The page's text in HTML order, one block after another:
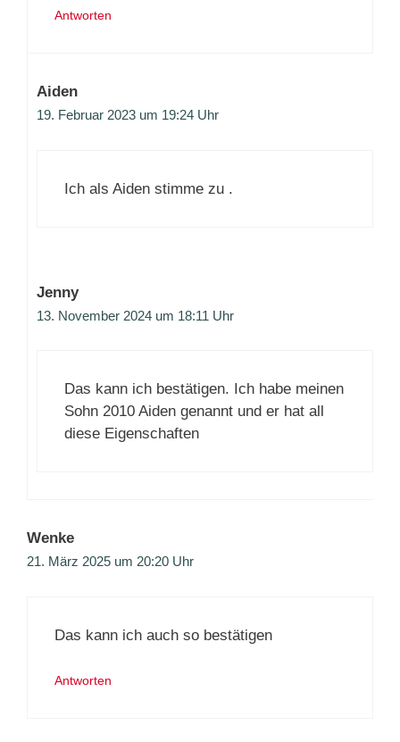
Antworten
Aiden
19. Februar 2023 um 19:24 Uhr
Ich als Aiden stimme zu .
Jenny
13. November 2024 um 18:11 Uhr
Das kann ich bestätigen. Ich habe meinen
Sohn 2010 Aiden genannt und er hat all
diese Eigenschaften
Wenke
21. März 2025 um 20:20 Uhr
Das kann ich auch so bestätigen
Antworten